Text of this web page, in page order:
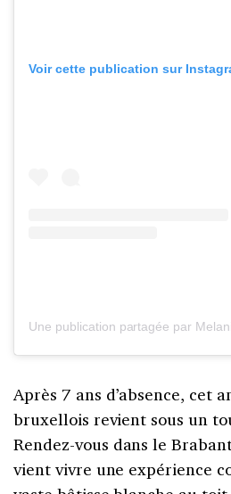
Voir cette publication sur
Après 7 ans d’absence, cet
bruxellois revient sous un
Rendez-vous dans le
vient vivre une expérience